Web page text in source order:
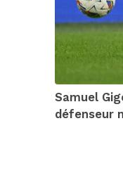
Samuel
défenseur